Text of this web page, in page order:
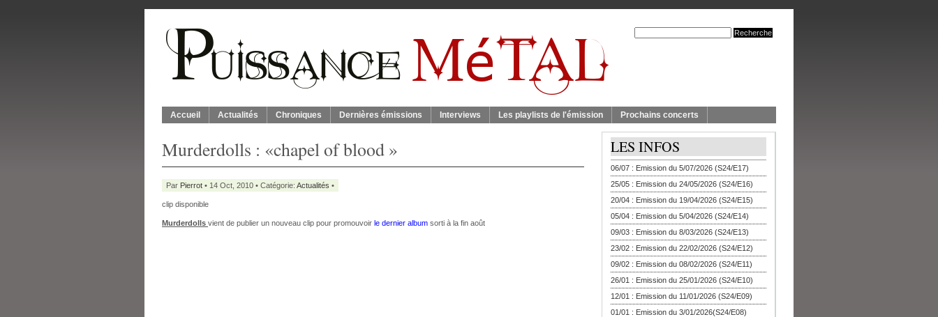
Accueil Actualités Chroniques Dernières émissions Interviews Les playlists de l'émission Prochains concerts
Murderdolls : «chapel of blood »
Par Pierrot • 14 Oct, 2010 • Catégorie: Actualités •
clip disponible
Murderdolls vient de publier un nouveau clip pour promouvoir le dernier album sorti à la fin août
LES INFOS
06/07 : Emission du 5/07/2026 (S24/E17)
25/05 : Emission du 24/05/2026 (S24/E16)
20/04 : Emission du 19/04/2026 (S24/E15)
05/04 : Emission du 5/04/2026 (S24/E14)
09/03 : Emission du 8/03/2026 (S24/E13)
23/02 : Emission du 22/02/2026 (S24/E12)
09/02 : Emission du 08/02/2026 (S24/E11)
26/01 : Emission du 25/01/2026 (S24/E10)
12/01 : Emission du 11/01/2026 (S24/E09)
01/01 : Emission du 3/01/2026(S24/E08)